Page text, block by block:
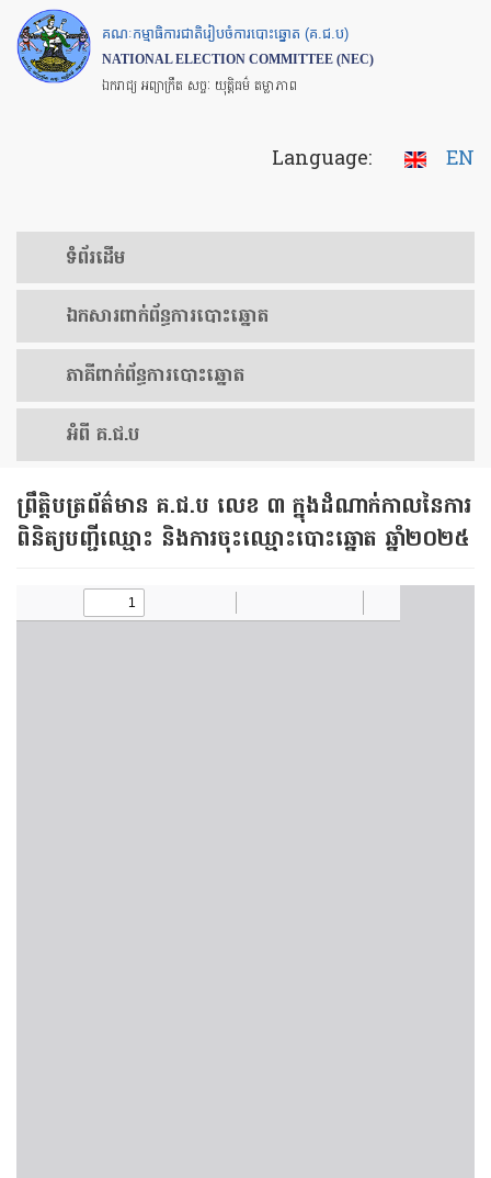
Skip
to
main
គណៈកម្មាធិការជាតិរៀបចំការបោះឆ្នោត (គ.ជ.ប)
NATIONAL ELECTION COMMITTEE (NEC)
ឯករាជ្យ អព្យាក្រឹត សច្ចៈ យុត្តិធម៌ តម្លាភាព
Language: EN
ទំព័រ​ដើម
ឯកសារ​ពាក់ព័ន្ធ​ការ​បោះឆ្នោត
​ភាគីពាក់ព័ន្ធ​​ការ​បោះឆ្នោត
អំពី គ.ជ.ប
ព្រឹត្តិបត្រព័ត៌មាន គ.ជ​.ប លេខ ៣​ ក្នុងដំណាក់កាល​នៃការ
ពិនិត្យបញ្ជីឈ្មោះ និងការចុះឈ្មោះបោះឆ្នោត ឆ្នាំ២០២៥